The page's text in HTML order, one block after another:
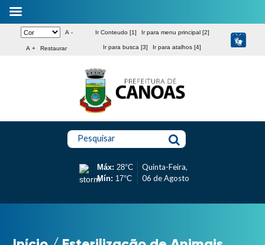
A -
A + Restaurar
Ir Conteudo [1] Ir para menu principal [2]
Ir para busca [3] Ir para atalhos [4]
Pesquisar
Máx: 28°C
Mín: 17°C
Quinta-Feira,
06 de Agosto